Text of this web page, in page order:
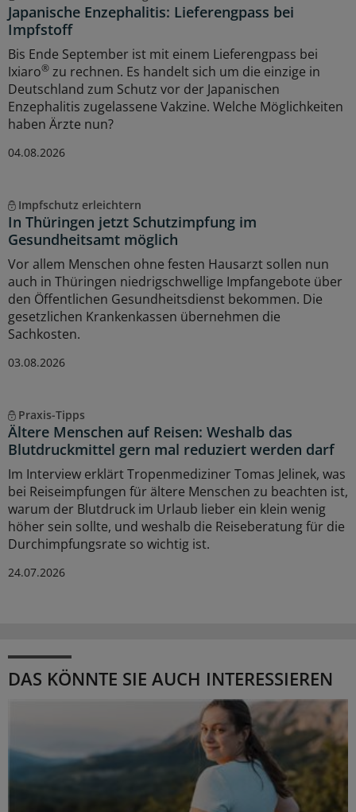
Japanische Enzephalitis: Lieferengpass bei
Impfstoff
Bis Ende September ist mit einem Lieferengpass bei
Ixiaro® zu rechnen. Es handelt sich um die einzige in
Deutschland zum Schutz vor der Japanischen
Enzephalitis zugelassene Vakzine. Welche Möglichkeiten
haben Ärzte nun?
04.08.2026
Impfschutz erleichtern
In Thüringen jetzt Schutzimpfung im
Gesundheitsamt möglich
Vor allem Menschen ohne festen Hausarzt sollen nun
auch in Thüringen niedrigschwellige Impfangebote über
den Öffentlichen Gesundheitsdienst bekommen. Die
gesetzlichen Krankenkassen übernehmen die
Sachkosten.
03.08.2026
Praxis-Tipps
Ältere Menschen auf Reisen: Weshalb das
Blutdruckmittel gern mal reduziert werden darf
Im Interview erklärt Tropenmediziner Tomas Jelinek, was
bei Reiseimpfungen für ältere Menschen zu beachten ist,
warum der Blutdruck im Urlaub lieber ein klein wenig
höher sein sollte, und weshalb die Reiseberatung für die
Durchimpfungsrate so wichtig ist.
24.07.2026
DAS KÖNNTE SIE AUCH INTERESSIEREN